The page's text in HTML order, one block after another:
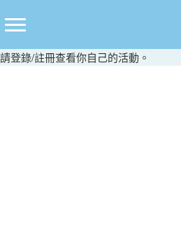
至
要
請登錄/註冊查看你自己的活動。